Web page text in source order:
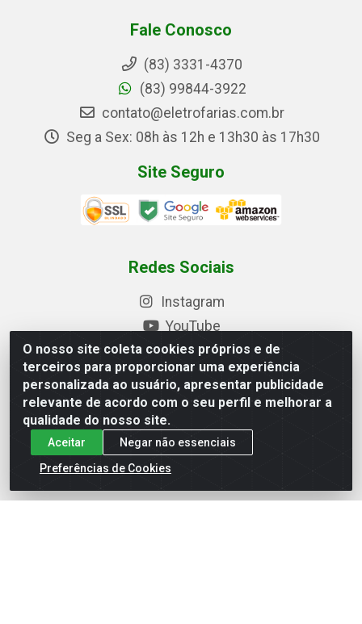
O nosso site coleta cookies próprios e de
terceiros para proporcionar uma experiência
personalizada ao usuário, apresentar publicidade
relevante de acordo com o seu perfil e melhorar a
qualidade do nosso site.
Aceitar
Negar não essenciais
Preferências de Cookies
Fale Conosco
(83) 3331-4370
(83) 99844-3922
contato@eletrofarias.com.br
Seg a Sex: 08h às 12h e 13h30 às 17h30
Site Seguro
Redes Sociais
Instagram
YouTube
Formas de Pagamento
Baixe nosso APP